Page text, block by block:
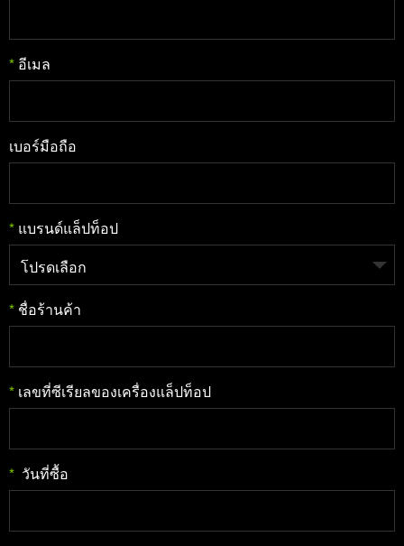
* อีเมล
เบอร์มือถือ
* แบรนด์แล็ปท็อป
* ชื่อร้านค้า
* เลขที่ซีเรียลของเครื่องแล็ปท็อป
* วันที่ซื้อ